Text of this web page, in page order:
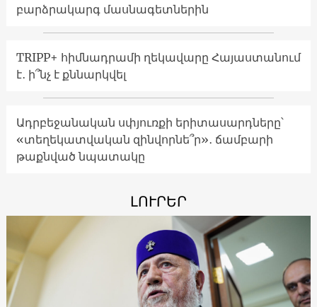
բարձրակարգ մասնագետներին
TRIPP+ հիմնադրամի ղեկավարը Հայաստանում
է․ ի՞նչ է քննարկվել
Ադրբեջանական սփյուռքի երիտասարդները՝
«տեղեկատվական զինվորնե՞ր»․ ճամբարի
թաքնված նպատակը
ԼՈՒՐԵՐ